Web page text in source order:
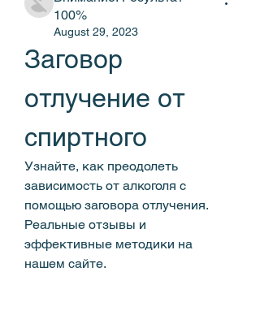
100%
August 29, 2023
Заговор
отлучение от
спиртного
Узнайте, как преодолеть
зависимость от алкоголя с
помощью заговора отлучения.
Реальные отзывы и
эффективные методики на
нашем сайте.